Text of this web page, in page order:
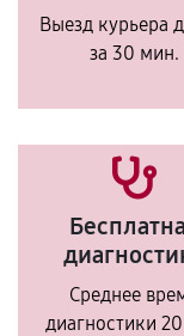
Выезд курьера
за 30 мин.
Среднее
диагностики